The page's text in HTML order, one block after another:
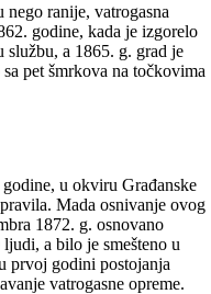
ranije, vatrogasna
godine, kada je izgorelo
službu, a 1865. g. grad je
pet šmrkova na točkovima
u okviru Građanske
Mada osnivanje ovog
1872. g. osnovano
a bilo je smešteno u
prvoj godini postojanja
vatrogasne opreme.